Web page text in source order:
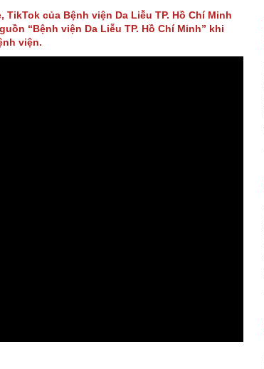
của Bệnh viện Da Liễu TP. Hồ Chí Minh
“Bệnh viện Da Liễu TP. Hồ Chí Minh” khi
viện.